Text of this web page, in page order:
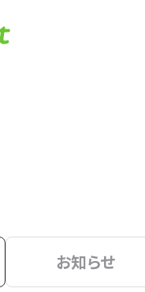
お知らせ